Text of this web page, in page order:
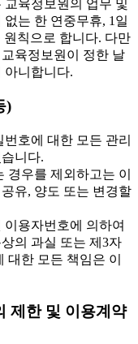
육정보원의 업무 및
는 한 연중무휴, 1일
원칙으로 합니다. 다만
육정보원이 정한 날
아니합니다.
)
호에 대한 모든 관리
니다.
우를 제외하고는 이
유, 양도 또는 변경할
용자번호에 의하여
의 과실 또는 제3자
대한 모든 책임은 이
제한 및 이용계약